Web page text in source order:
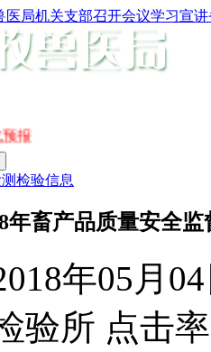
医局机关支部召开会议学习宣
报
检验信息
年畜产品质量安全
年05月
验所 点击